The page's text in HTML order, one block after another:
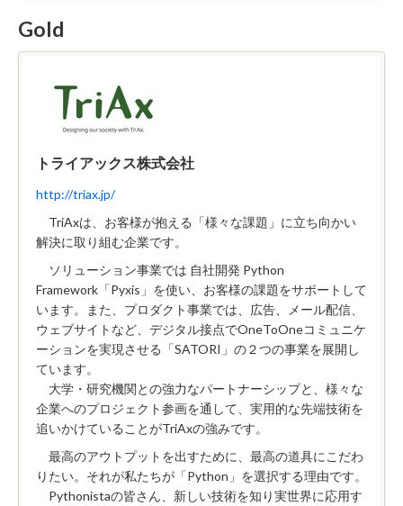
Gold
トライアックス株式会社
http://triax.jp/
TriAxは、お客様が抱える「様々な課題」に立ち向かい
解決に取り組む企業です。
ソリューション事業では 自社開発 Python
Framework「Pyxis」を使い、お客様の課題をサポートして
います。また、プロダクト事業では、広告、メール配信、
ウェブサイトなど、デジタル接点でOneToOneコミュニケ
ーションを実現させる「SATORI」の２つの事業を展開し
ています。
大学・研究機関との強力なパートナーシップと、様々な
企業へのプロジェクト参画を通して、実用的な先端技術を
追いかけていることがTriAxの強みです。
最高のアウトプットを出すために、最高の道具にこだわ
りたい。それが私たちが「Python」を選択する理由です。
Pythonistaの皆さん、新しい技術を知り実世界に応用す